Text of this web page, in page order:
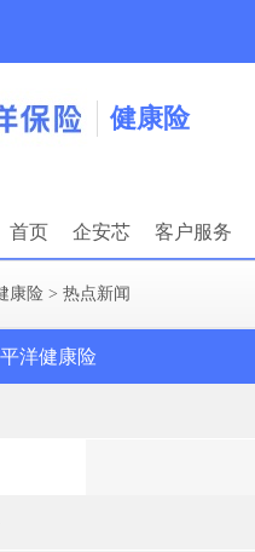
健康险
首页 企安芯 客户服务
康险 > 热点新闻
洋健康险